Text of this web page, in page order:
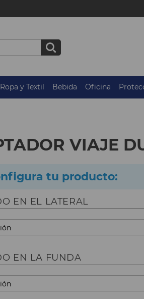
Ropa y Textil Bebida Oficina
VIAJE
tu producto:
EN EL LATERAL
EN LA FUNDA